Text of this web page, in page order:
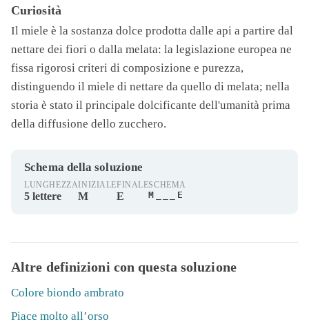
Curiosità
Il miele è la sostanza dolce prodotta dalle api a partire dal
nettare dei fiori o dalla melata: la legislazione europea ne
fissa rigorosi criteri di composizione e purezza,
distinguendo il miele di nettare da quello di melata; nella
storia è stato il principale dolcificante dell'umanità prima
della diffusione dello zucchero.
Schema della soluzione
LUNGHEZZA
5 lettere
INIZIALE
M
FINALE
E
SCHEMA
M___E
Altre definizioni con questa soluzione
Colore biondo ambrato
Piace molto all’orso